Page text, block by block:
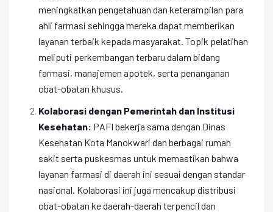
meningkatkan pengetahuan dan keterampilan para
ahli farmasi sehingga mereka dapat memberikan
layanan terbaik kepada masyarakat. Topik pelatihan
meliputi perkembangan terbaru dalam bidang
farmasi, manajemen apotek, serta penanganan
obat-obatan khusus.
Kolaborasi dengan Pemerintah dan Institusi
Kesehatan: PAFI bekerja sama dengan Dinas
Kesehatan Kota Manokwari dan berbagai rumah
sakit serta puskesmas untuk memastikan bahwa
layanan farmasi di daerah ini sesuai dengan standar
nasional. Kolaborasi ini juga mencakup distribusi
obat-obatan ke daerah-daerah terpencil dan